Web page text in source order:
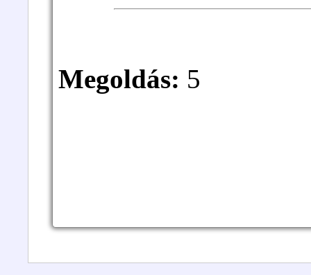
Megoldás: 5